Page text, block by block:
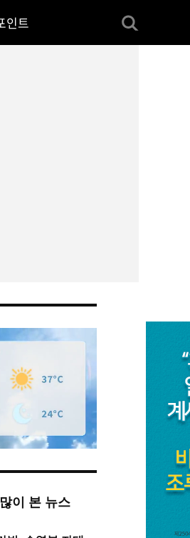
인트
Mute
이 본 뉴스